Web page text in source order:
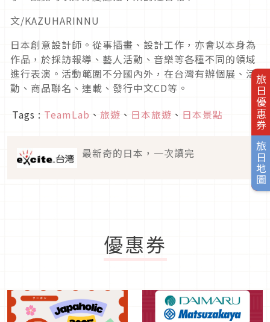
旅日優惠券
旅日地圖
文/KAZUHARINNU
日本創意設計師。從事插畫、設計工作，亦會以本身為
作品，於採訪報導、藝人活動、音樂等各種不同的領域
進行表演。活動範圍不分國內外，在台灣有辦個展、活
動、商品聯名、連載、發行中文CD等。
Tags : TeamLab 、 旅遊 、 日本旅遊 、 日本景點
最新奇的日本，一次讀完
優惠券